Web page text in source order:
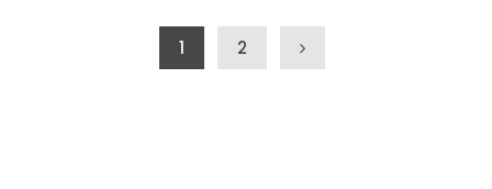
Navigation des articles
1 2